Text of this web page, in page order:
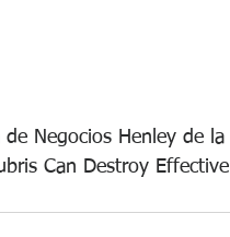
Negocios Henley de la
Can Destroy Effective